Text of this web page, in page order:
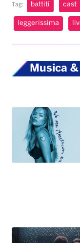
Tag: battiti cast
leggerissima
Musica